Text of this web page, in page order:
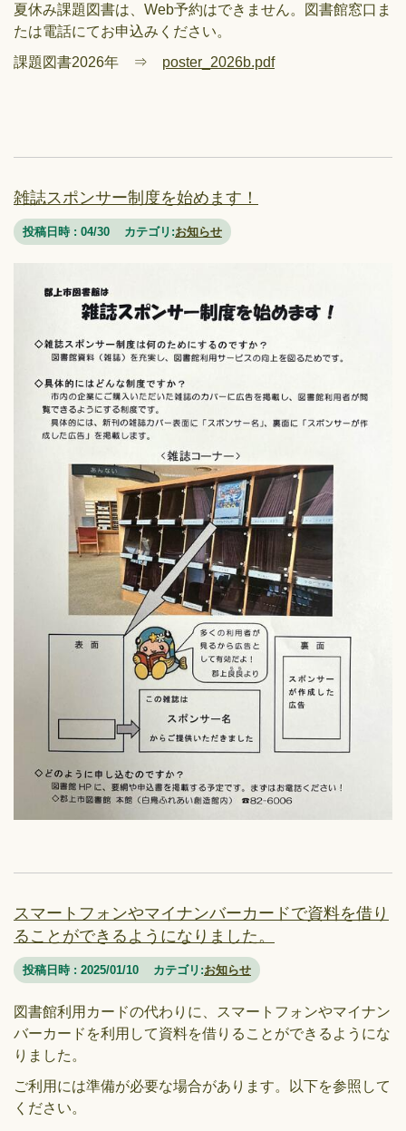
夏休み課題図書は、Web予約はできません。図書館窓口ま
たは電話にてお申込みください。
課題図書2026年 ⇒ poster_2026b.pdf
雑誌スポンサー制度を始めます！
投稿日時 : 04/30 カテゴリ:お知らせ
スマートフォンやマイナンバーカードで資料を借り
ることができるようになりました。
投稿日時 : 2025/01/10 カテゴリ:お知らせ
図書館利用カードの代わりに、スマートフォンやマイナン
バーカードを利用して資料を借りることができるようにな
りました。
ご利用には準備が必要な場合があります。以下を参照して
ください。